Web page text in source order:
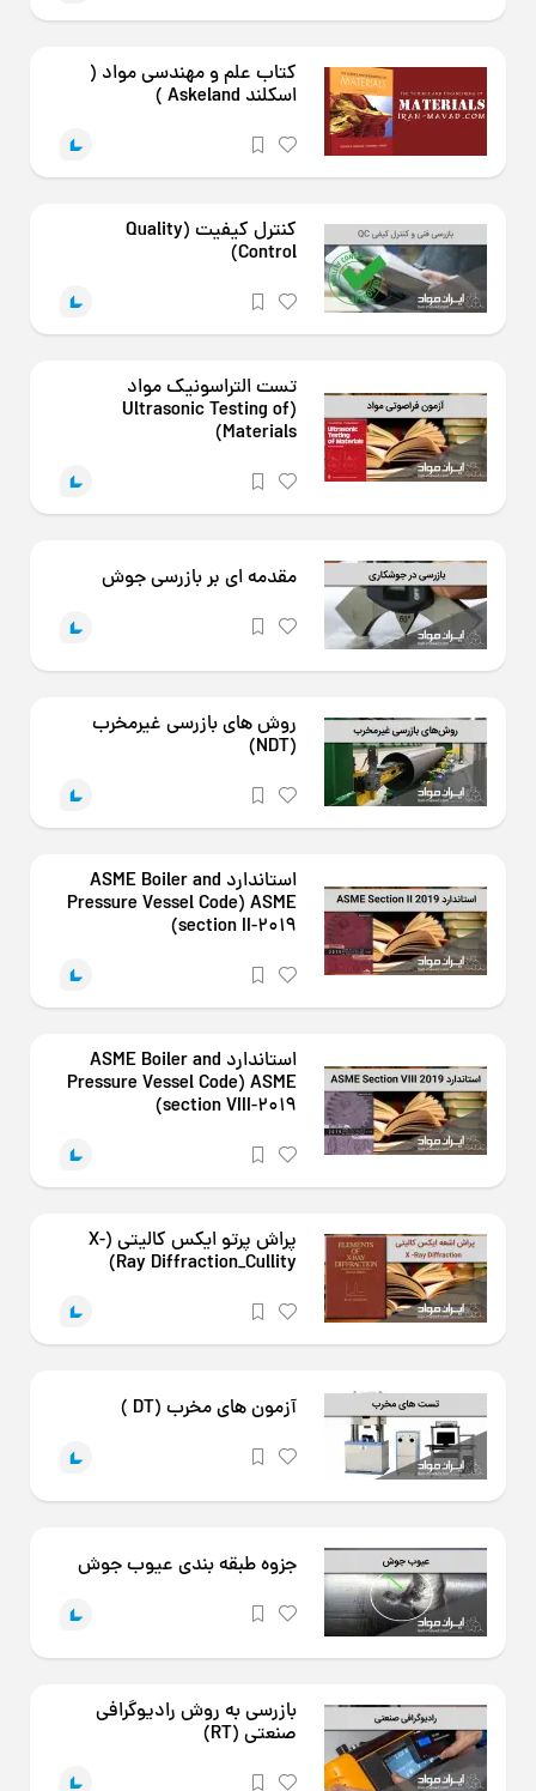
کتاب علم و مهندسی مواد (
اسکلند Askeland )
کنترل کیفیت (Quality
Control)
تست التراسونیک مواد
(Ultrasonic Testing of
Materials)
مقدمه ای بر بازرسی جوش
روش های بازرسی غیرمخرب
(NDT)
استاندارد ASME Boiler and
Pressure Vessel Code) ASME
section II-2019)
استاندارد ASME Boiler and
Pressure Vessel Code) ASME
section VIII-2019)
پراش پرتو ایکس کالیتی (X-
Ray Diffraction_Cullity)
آزمون های مخرب (DT )
جزوه طبقه بندی عیوب جوش
بازرسی به روش رادیوگرافی
صنعتی (RT)